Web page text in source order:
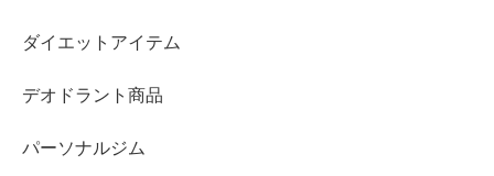
ダイエットアイテム
デオドラント商品
パーソナルジム